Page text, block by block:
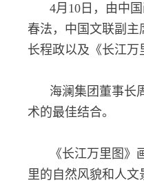
4月10日，由中
春法，中国文联副
长程政以及《长江万
海澜集团董事长
术的最佳结合。
《长江万里图
里的自然风貌和人文